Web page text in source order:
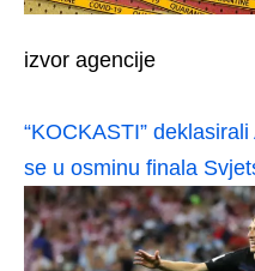
izvor agencije
“KOCKASTI”
se u osminu finala